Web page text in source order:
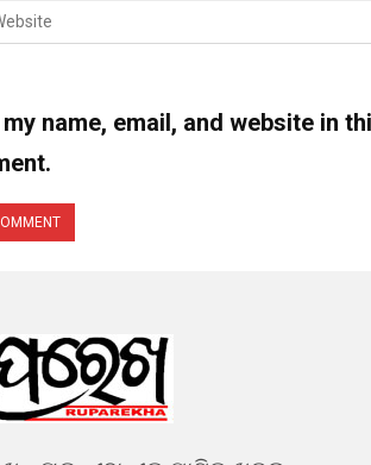
my name, email, and website in